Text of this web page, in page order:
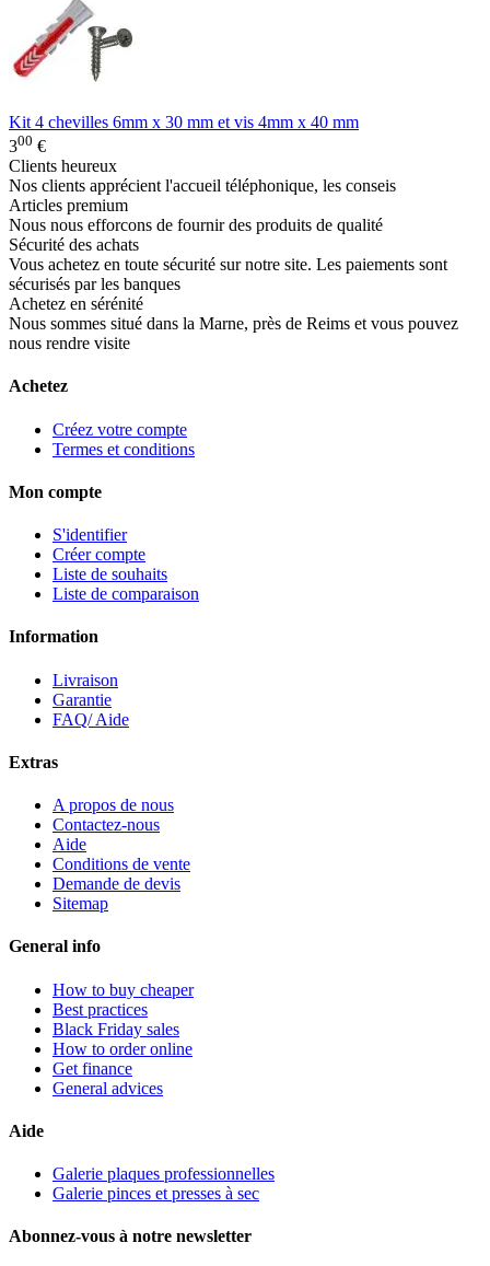
Kit 4 chevilles 6mm x 30 mm et vis 4mm x 40 mm
300 €
Clients heureux
Nos clients apprécient l'accueil téléphonique, les conseis
Articles premium
Nous nous efforcons de fournir des produits de qualité
Sécurité des achats
Vous achetez en toute sécurité sur notre site. Les paiements sont
sécurisés par les banques
Achetez en sérénité
Nous sommes situé dans la Marne, près de Reims et vous pouvez
nous rendre visite
Achetez
Créez votre compte
Termes et conditions
Mon compte
S'identifier
Créer compte
Liste de souhaits
Liste de comparaison
Information
Livraison
Garantie
FAQ/ Aide
Extras
A propos de nous
Contactez-nous
Aide
Conditions de vente
Demande de devis
Sitemap
General info
How to buy cheaper
Best practices
Black Friday sales
How to order online
Get finance
General advices
Aide
Galerie plaques professionnelles
Galerie pinces et presses à sec
Abonnez-vous à notre newsletter